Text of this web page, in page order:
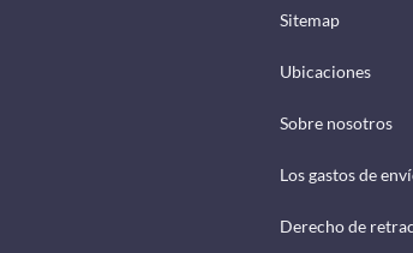
Sitemap
Ubicaciones
Sobre nosotros
Los gastos de
Derecho de